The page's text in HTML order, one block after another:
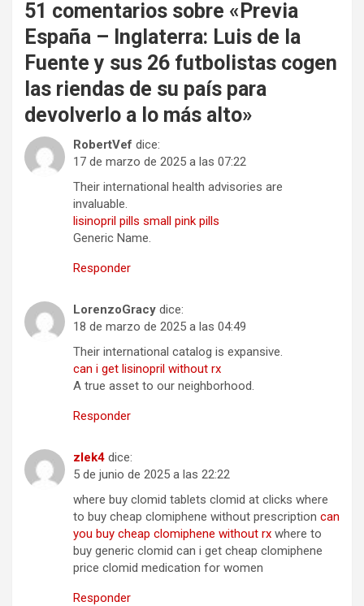
51 comentarios sobre « Previa
España – Inglaterra: Luis de la
Fuente y sus 26 futbolistas cogen
las riendas de su país para
devolverlo a lo más alto»
RobertVef dice:
17 de marzo de 2025 a las 07:22
Their international health advisories are
invaluable.
lisinopril pills small pink pills
Generic Name.
Responder
LorenzoGracy dice:
18 de marzo de 2025 a las 04:49
Their international catalog is expansive.
can i get lisinopril without rx
A true asset to our neighborhood.
Responder
zlek4 dice:
5 de junio de 2025 a las 22:22
where buy clomid tablets clomid at clicks where
to buy cheap clomiphene without prescription can
you buy cheap clomiphene without rx where to
buy generic clomid can i get cheap clomiphene
price clomid medication for women
Responder